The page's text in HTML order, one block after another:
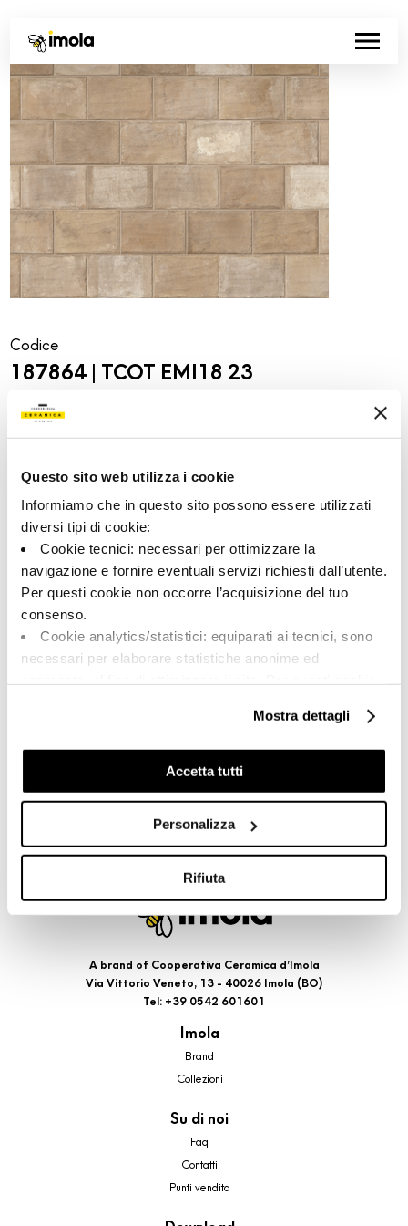
Questo sito web utilizza i cookie
Informiamo che in questo sito possono essere utilizzati
diversi tipi di cookie:
Cookie tecnici: necessari per ottimizzare la
navigazione e fornire eventuali servizi richiesti dall’utente.
Per questi cookie non occorre l’acquisizione del tuo
consenso.
Cookie analytics/statistici: equiparati ai tecnici, sono
necessari per elaborare statistiche anonime ed
Cookie di profilazione/marketing: sono utilizzati, solo
previo tuo consenso, per esaminare le tue abitudini di
navigazione e mostrarti quindi avvisi pubblicitari mirati, in
linea con le tue preferenze.
cookie di profilazione, selezionando uno dei bottoni sotto
riportati. Puoi avere maggiori dettagli visionando
l’Informativa estesa cookie. La chiusura del presente
banner comporterà il permanere dei soli cookie tecnici ed
analytics, per i quali non occorre il tuo consenso. Potrai
comunque modificare le tue scelte in qualsiasi momento,
accedendo al link presente nel footer.
Mostra dettagli
Accetta tutti
Personalizza
Rifiuta
Codice
187864 | TCOT EMI18 23
Collezione
00761
Colore:
Terracotta
Tipologia:
Fondo
Formato:
20.0x30.0
Finitura:
naturale
opaco
Stonalizzazione:
V3
MQ
Share:
A brand of Cooperativa Ceramica d’Imola
Via Vittorio Veneto, 13 - 40026 Imola (BO)
Tel: +39 0542 601601
Imola
Brand
Collezioni
Su di noi
Faq
Contatti
Punti vendita